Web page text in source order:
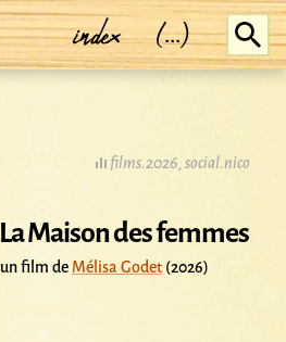
index (...)
films.2026, social.nico
La Maison des femmes
un film deMélisa Godet (2026)